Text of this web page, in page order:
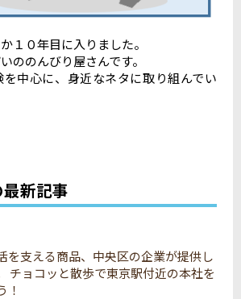
１０年目に入りました。
ののんびり屋さんです。
中心に、身近なネタに取り組んでい
新記事
を支える商品、中央区の企業が提供し
チョコッと散歩で東京駅付近の本社を
！